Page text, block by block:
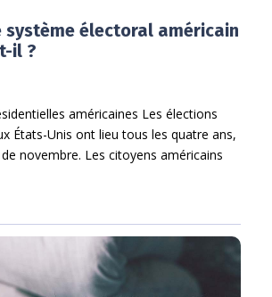
système électoral américain
il ?
américaines Les élections
États-Unis ont lieu tous les quatre ans,
novembre. Les citoyens américains